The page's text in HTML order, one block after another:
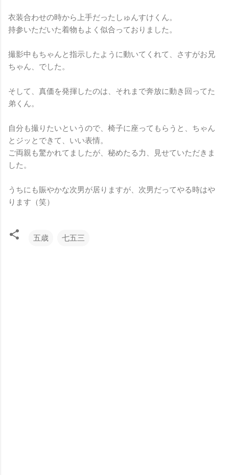
衣装合わせの時から上手だったしゅんすけくん。
持参いただいた着物もよく似合っておりました。
撮影中もちゃんと指示したように動いてくれて、さすがお兄
ちゃん、でした。
そして、真価を発揮したのは、それまで奔放に動き回ってた
弟くん。
自分も撮りたいというので、椅子に座ってもらうと、ちゃん
とジッとできて、いい表情。
ご両親も驚かれてましたが、秘めたる力、見せていただきま
した。
うちにも賑やかな次男が居りますが、次男だってやる時はや
ります（笑）
五歳 七五三